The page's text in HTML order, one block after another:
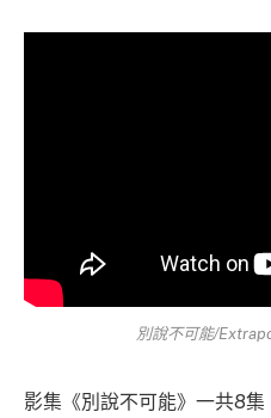
別說不可能/
影集《別說不可能》一共8